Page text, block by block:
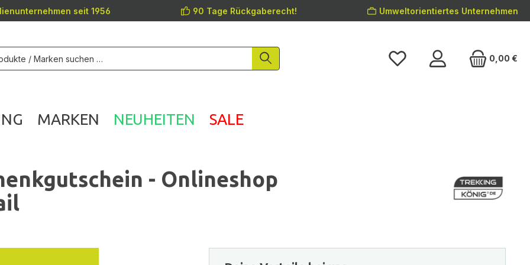
seit 1956 90 Tage Rückgaberecht! Umweltorientiertes Unternehmen
0,00 €
MARKEN NEUHEITEN SALE
- Onlineshop